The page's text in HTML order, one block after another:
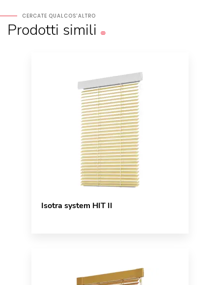
CERCATE QUALCOS'ALTRO
Prodotti simili
Isotra system HIT II